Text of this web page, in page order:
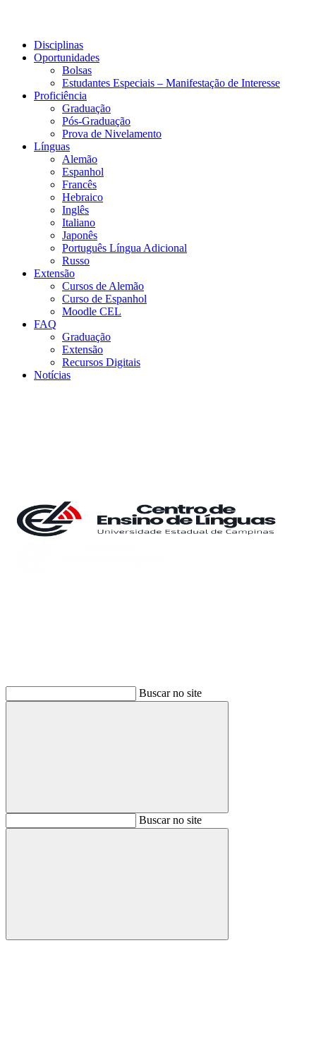
Disciplinas
Oportunidades
Bolsas
Estudantes Especiais – Manifestação de Interesse
Proficiência
Graduação
Pós-Graduação
Prova de Nivelamento
Línguas
Alemão
Espanhol
Francês
Hebraico
Inglês
Italiano
Japonês
Português Língua Adicional
Russo
Extensão
Cursos de Alemão
Curso de Espanhol
Moodle CEL
FAQ
Graduação
Extensão
Recursos Digitais
Notícias
Buscar no site
BuscarBuscar no site
Buscar